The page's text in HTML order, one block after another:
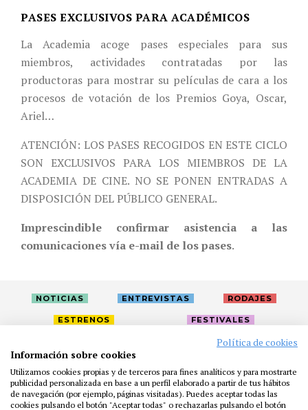
PASES EXCLUSIVOS PARA ACADÉMICOS
La Academia acoge pases especiales para sus
miembros, actividades contratadas por las
productoras para mostrar su películas de cara a los
procesos de votación de los Premios Goya, Oscar,
Ariel…
ATENCIÓN: LOS PASES RECOGIDOS EN ESTE CICLO
SON EXCLUSIVOS PARA LOS MIEMBROS DE LA
ACADEMIA DE CINE. NO SE PONEN ENTRADAS A
DISPOSICIÓN DEL PÚBLICO GENERAL.
Imprescindible confirmar asistencia a las
comunicaciones vía e-mail de los pases.
NOTICIAS ENTREVISTAS RODAJES
ESTRENOS FESTIVALES
PRENSA
FUNDACIÓN RESIDENCIAS
AYUDAS
BIBLIOTECA
PUBLICACIONES CONTACTO
Política de cookies
Información sobre cookies
Utilizamos cookies propias y de terceros para fines analíticos y para mostrarte
publicidad personalizada en base a un perfil elaborado a partir de tus hábitos
de navegación (por ejemplo, páginas visitadas). Puedes aceptar todas las
cookies pulsando el botón "Aceptar todas" o rechazarlas pulsando el botón